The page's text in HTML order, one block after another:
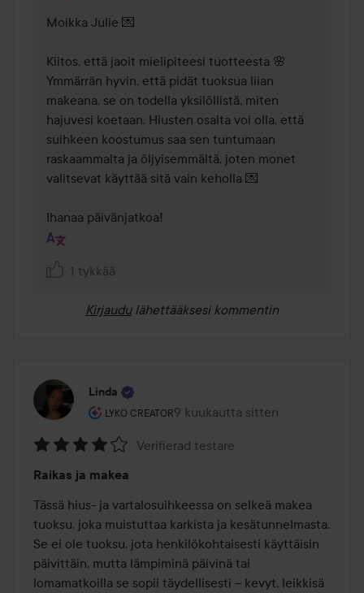
Moikka Julie 💌
Kiitos, että jaoit mielipiteesi tuotteesta 🌸
Ymmärrän hyvin, että pidät tuoksua liian
makeana, se on todella yksilöllistä, miten
hajuvesi koetaan. Hiusten osalta voi olla, että
suihkeen koostumus saa sen tuntumaan
raskaammalta ja öljyisemmältä, joten monet
valitsevat käyttää sitä vain keholla 💌
Ihanaa päivänjatkoa!
1 tykkää
Kirjaudu lähettääksesi kommentin
Linda
LYKO CREATOR
Käyttäjän rooli: Lyko Creator.
9 kuukautta sitten
Viesti luotiin 9 kuukautta sitten
4
/
5
Verifierad testare
Raikas ja makea
Tässä hius- ja vartalosuihkeessa on selkeä makea
tuoksu, joka muistuttaa karkista ja kesätunnelmasta.
Se ei ole tuoksu, jota henkilökohtaisesti käyttäisin
päivittäin, mutta lämpiminä päivinä tai
lomamatkoilla se sopii täydellisesti – kevyt, leikkisä